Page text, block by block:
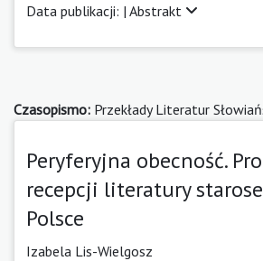
Data publikacji: | Abstrakt
Czasopismo: Przekłady Literatur
Peryferyjna obecność.
recepcji literatury
Polsce
Izabela Lis-Wielgosz